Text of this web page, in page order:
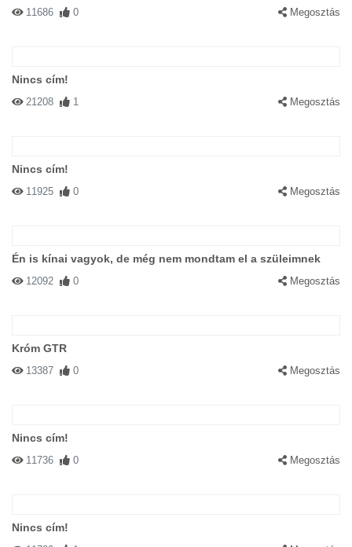
11686 0 Megosztás
Nincs cím!
21208 1 Megosztás
Nincs cím!
11925 0 Megosztás
Én is kínai vagyok, de még nem mondtam el a szüleimnek
12092 0 Megosztás
Króm GTR
13387 0 Megosztás
Nincs cím!
11736 0 Megosztás
Nincs cím!